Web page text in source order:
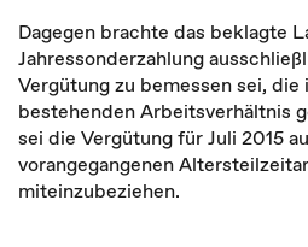
Dagegen brachte das beklagte
Jahressonderzahlung
Vergütung zu bemessen sei, die
bestehenden Arbeitsverhältnis
sei die Vergütung für Juli 2015
vorangegangenen
miteinzubeziehen.